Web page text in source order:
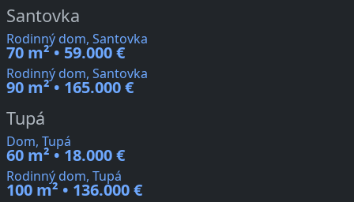
Santovka
Rodinný dom, Santovka
70 m² • 59.000 €
Rodinný dom, Santovka
90 m² • 165.000 €
Tupá
Dom, Tupá
60 m² • 18.000 €
Rodinný dom, Tupá
100 m² • 136.000 €